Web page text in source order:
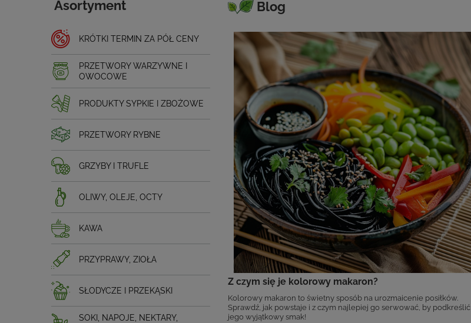
Asortyment
KRÓTKI TERMIN ZA PÓŁ CENY
PRZETWORY WARZYWNE I
OWOCOWE
PRODUKTY SYPKIE I ZBOŻOWE
PRZETWORY RYBNE
GRZYBY I TRUFLE
OLIWY, OLEJE, OCTY
KAWA
PRZYPRAWY, ZIOŁA
SŁODYCZE I PRZEKĄSKI
SOKI, NAPOJE, NEKTARY,
Blog
Z czym się je kolorowy makaron?
Kolorowy makaron to świetny sposób na urozmaicenie posiłków.
Sprawdź, jak powstaje i z czym najlepiej go serwować, by podkreślić
jego wyjątkowy smak!